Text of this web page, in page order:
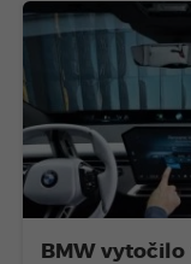
BMW